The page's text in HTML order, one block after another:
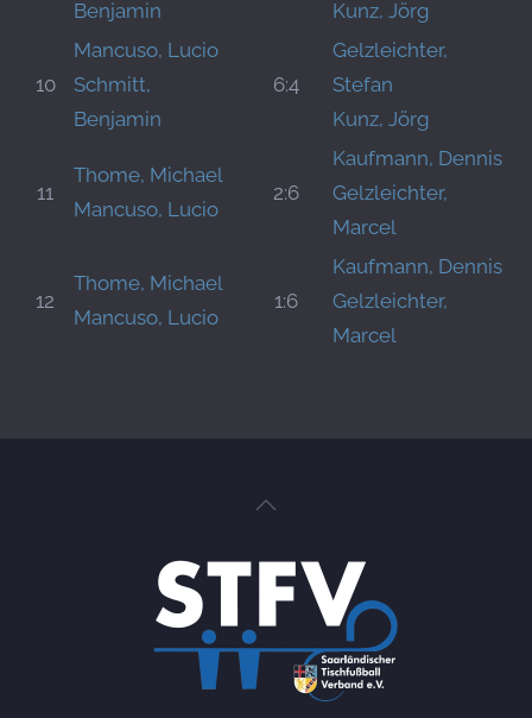
Benjamin
Kunz, Jörg
10
Mancuso, Lucio
Schmitt,
Benjamin
6:4
Gelzleichter,
Stefan
Kunz, Jörg
11
Thome, Michael
Mancuso, Lucio
2:6
Kaufmann, Dennis
Gelzleichter,
Marcel
12
Thome, Michael
Mancuso, Lucio
1:6
Kaufmann, Dennis
Gelzleichter,
Marcel